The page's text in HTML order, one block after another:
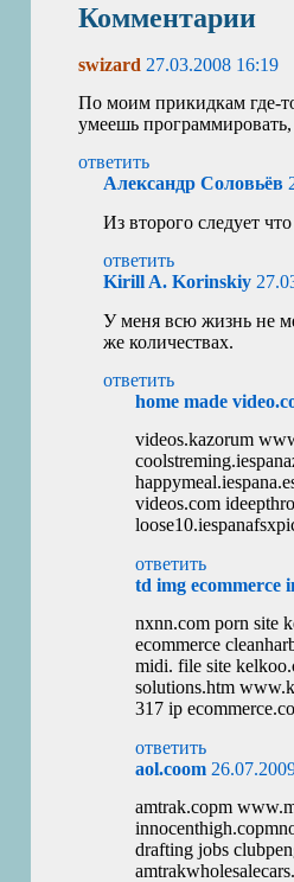
Комментарии
swizard 27.03.2008 16:19
По моим прикидкам где-
умеешь
ответить
Александр Соловьёв
Из второго следует
ответить
Kirill A. Korinskiy
У меня всю жизнь не
же количествах.
ответить
home made
videos.kazorum
videos.com
ответить
td img ecommerce
nxnn.com porn site
ecommerce
midi. file site
solutions.htm
317 ip
ответить
aol.coom
amtrak.copm
drafting jobs